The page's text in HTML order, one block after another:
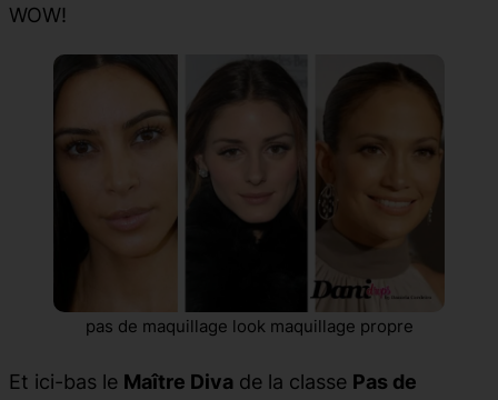
WOW!
pas de maquillage look maquillage propre
Et ici-bas le Maître Diva de la classe Pas de